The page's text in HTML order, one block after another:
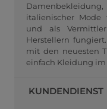
italienischer Mode
und als
Herstellern
mit den neuesten
einfach Kleidung im
KUNDENDIENST